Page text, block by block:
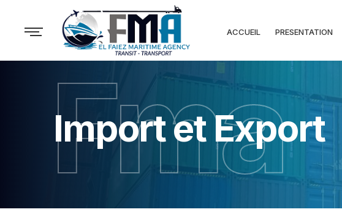
ACCUEIL PRESENTATION
Fma
Import et Export